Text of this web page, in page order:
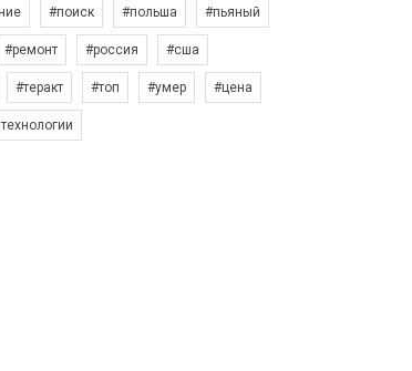
#поиск #польша #пьяный
#ремонт #россия #сша
#теракт #топ #умер #цена
технологии